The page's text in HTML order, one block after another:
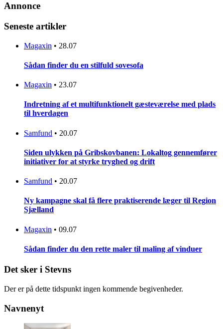
Annonce
Seneste artikler
Magaxin • 28.07
Sådan finder du en stilfuld sovesofa
Magaxin • 23.07
Indretning af et multifunktionelt gæsteværelse med plads
til hverdagen
Samfund • 20.07
Siden ulykken på Gribskovbanen: Lokaltog gennemfører
initiativer for at styrke tryghed og drift
Samfund • 20.07
Ny kampagne skal få flere praktiserende læger til Region
Sjælland
Magaxin • 09.07
Sådan finder du den rette maler til maling af vinduer
Det sker i Stevns
Der er på dette tidspunkt ingen kommende begivenheder.
Navnenyt